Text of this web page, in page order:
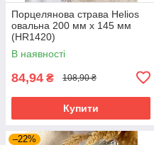
Порцелянова страва Helios
овальна 200 мм х 145 мм
(HR1420)
В наявності
84,94 ₴ 108,90 ₴
Купити
–22%